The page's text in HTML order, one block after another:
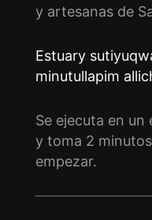
y artesanas de
Estuary
minutullapim
Se ejecuta en
y toma 2
empezar.